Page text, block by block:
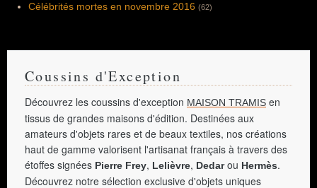
Célébrités mortes en novembre 2016 (62)
Coussins d'Exception
Découvrez les coussins d'exception MAISON TRAMIS en
tissus de grandes maisons d'édition. Destinées aux
amateurs d'objets rares et de beaux textiles, nos créations
haut de gamme valorisent l'artisanat français à travers des
étoffes signées Pierre Frey, Lelièvre, Dedarou Hermès.
Découvrez notre sélection exclusive d'objets uniques